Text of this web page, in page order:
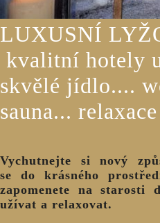
LUXUSNÍ
kvalitní hotely
skvělé jídlo....
sauna...
Vychutnejte si nový
se do krásného
zapomenete na starosti
užívat a relaxovat.